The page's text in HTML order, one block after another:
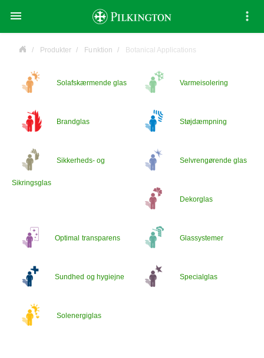

Produkter Funktion Botanical Applications
Solafskærmende glas Varmeisolering
Brandglas Støjdæmpning
Sikkerheds- og
Sikringsglas
Selvrengørende glas
Dekorglas
Optimal transparens Glassystemer
Sundhed og hygiejne Specialglas
Solenergiglas